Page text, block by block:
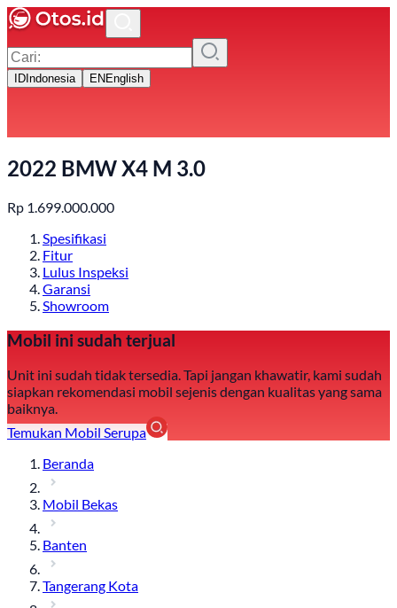
ID Indonesia EN English
2022 BMW X4 M 3.0
Rp 1.699.000.000
Spesifikasi
Fitur
Lulus Inspeksi
Garansi
Showroom
Mobil ini sudah terjual
Unit ini sudah tidak tersedia. Tapi jangan khawatir, kami sudah
siapkan rekomendasi mobil sejenis dengan kualitas yang sama
baiknya.
Temukan Mobil Serupa
Beranda
Mobil Bekas
Banten
Tangerang Kota